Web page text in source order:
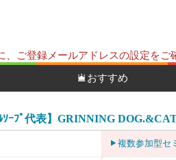
ご登録メールアドレスの設定をご
おすすめ
ｿｰﾌﾟ代表】GRINNING
複数参加型セ